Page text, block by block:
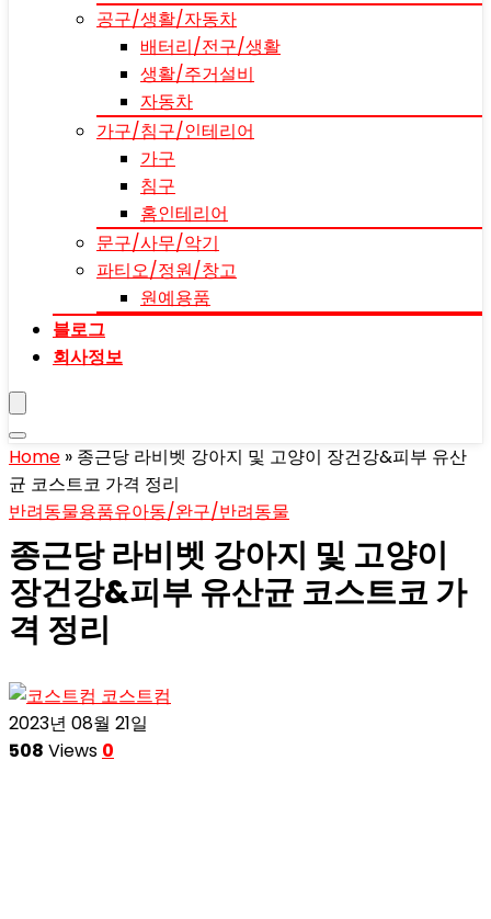
공구/생활/자동차
배터리/전구/생활
생활/주거설비
자동차
가구/침구/인테리어
가구
침구
홈인테리어
문구/사무/악기
파티오/정원/창고
원예용품
블로그
회사정보
Home » 종근당 라비벳 강아지 및 고양이 장건강&피부 유산
균 코스트코 가격 정리
반려동물용품유아동/완구/반려동물
종근당 라비벳 강아지 및 고양이
장건강&피부 유산균 코스트코 가
격 정리
코스트컴
2023년 08월 21일
508 Views 0